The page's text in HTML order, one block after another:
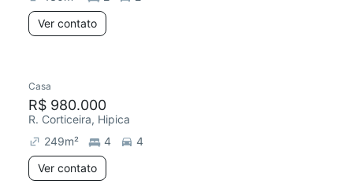
Ver contato
Casa
R$ 980.000
R. Corticeira, Hipica
249m² 4
4
Ver contato